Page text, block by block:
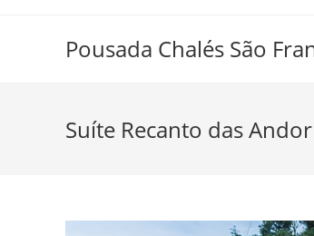
Pousada Chalés São
Suíte Recanto das